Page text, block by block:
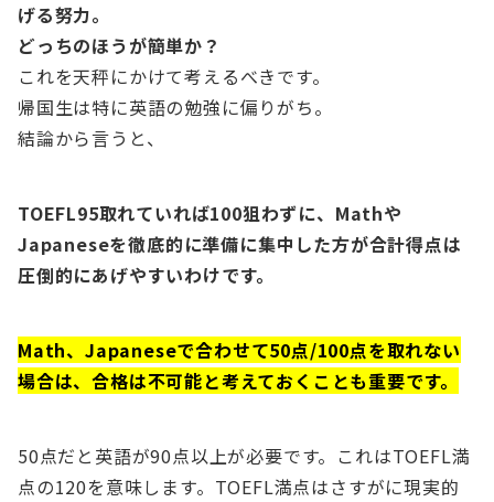
げる努力。
どっちのほうが簡単か？
これを天秤にかけて考えるべきです。
帰国生は特に英語の勉強に偏りがち。
結論から言うと、
TOEFL95取れていれば100狙わずに、Mathや
Japaneseを徹底的に準備に集中した方が合計得点は
圧倒的にあげやすいわけです。
Math、Japaneseで合わせて50点/100点を取れない
場合は、合格は不可能と考えておくことも重要です。
50点だと英語が90点以上が必要です。これはTOEFL満
点の120を意味します。TOEFL満点はさすがに現実的